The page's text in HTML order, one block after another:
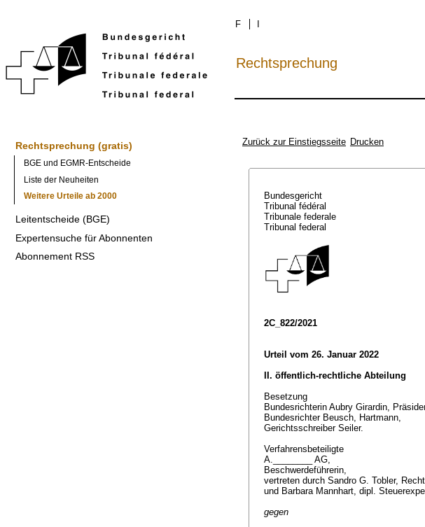
F
Rechtsprechung
Rechtsprechung (gratis)
BGE und EGMR-Entscheide
Liste der Neuheiten
Weitere Urteile ab 2000
Leitentscheide (BGE)
Expertensuche für Abonnenten
Abonnement RSS
Zurück zur Einstiegsseite Drucken
Bundesgericht
Tribunal fédéral
Tribunale federale
Tribunal federal
2C_822/2021
Urteil vom 26. Januar 2022
II. öffentlich-rechtliche Abteilung
Besetzung
Bundesrichterin Aubry Girardin,
Bundesrichter Beusch, Hartmann,
Gerichtsschreiber Seiler.
Verfahrensbeteiligte
A.________ AG,
Beschwerdeführerin,
vertreten durch Sandro G. Tobler,
und Barbara Mannhart, dipl.
gegen